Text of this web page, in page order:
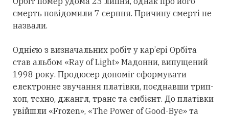
смерть повідомили 7 серпня. Причину смерті не
назвали.
Однією з визначальних робіт у кар’єрі Орбіта
став альбом «Ray of Light» Мадонни, випущений
1998 року. Продюсер допоміг сформувати
електронне звучання платівки, поєднавши трип-
хоп, техно, джангл, транс та ембієнт. До платівки
увійшли «Frozen», «The Power of Good-Bye» та